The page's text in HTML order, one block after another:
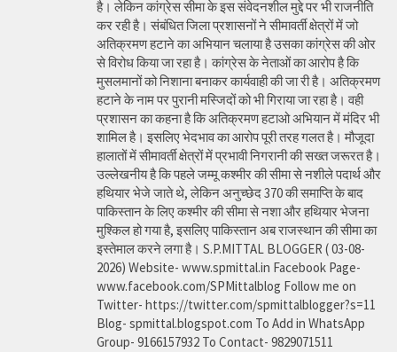
है। लेकिन कांग्रेस सीमा के इस संवेदनशील मुद्दे पर भी राजनीति
कर रही है। संबंधित जिला प्रशासनों ने सीमावर्ती क्षेत्रों में जो
अतिक्रमण हटाने का अभियान चलाया है उसका कांग्रेस की ओर
से विरोध किया जा रहा है। कांग्रेस के नेताओं का आरोप है कि
मुसलमानों को निशाना बनाकर कार्यवाही की जा री है। अतिक्रमण
हटाने के नाम पर पुरानी मस्जिदों को भी गिराया जा रहा है। वही
प्रशासन का कहना है कि अतिक्रमण हटाओ अभियान में मंदिर भी
शामिल है। इसलिए भेदभाव का आरोप पूरी तरह गलत है। मौजूदा
हालातों में सीमावर्ती क्षेत्रों में प्रभावी निगरानी की सख्त जरूरत है।
उल्लेखनीय है कि पहले जम्मू कश्मीर की सीमा से नशीले पदार्थ और
हथियार भेजे जाते थे, लेकिन अनुच्छेद 370 की समाप्ति के बाद
पाकिस्तान के लिए कश्मीर की सीमा से नशा और हथियार भेजना
मुश्किल हो गया है, इसलिए पाकिस्तान अब राजस्थान की सीमा का
इस्तेमाल करने लगा है। S.P.MITTAL BLOGGER ( 03-08-
2026) Website- www.spmittal.in Facebook Page-
www.facebook.com/SPMittalblog Follow me on
Twitter- https://twitter.com/spmittalblogger?s=11
Blog- spmittal.blogspot.com To Add in WhatsApp
Group- 9166157932 To Contact- 9829071511